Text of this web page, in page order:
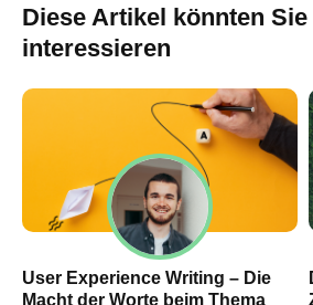
Diese Artikel könnten Sie
interessieren
User Experience Writing – Die
Macht der Worte beim Thema
HN – Gymnasiumstraße 35
74072 Heilbronn
Datenschutzerklärung
Impressum